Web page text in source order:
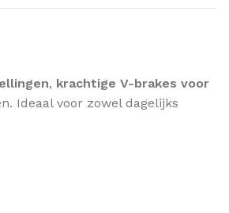
, krachtige V-brakes voor
Ideaal voor zowel dagelijks